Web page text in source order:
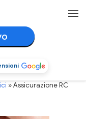
»Assicurazione RC